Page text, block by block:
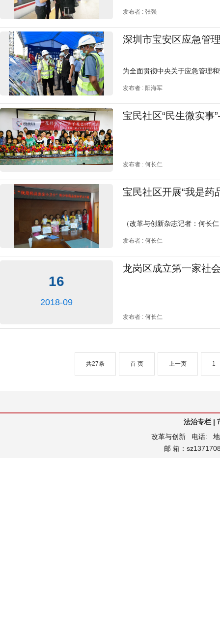
发布者 : 张强
深圳市宝安区应急管
发布者 : 阳海军
宝民社区“民生微实
发布者 : 何长仁
宝民社区开展“我是药
（改革与创新杂志记者：何长
发布者 : 何长仁
16
2018-09
龙岗区成立第一家社
发布者 : 何长仁
共27条 首 页 上一页 1
法治专栏 |
改革与创新
电话:
邮 箱：